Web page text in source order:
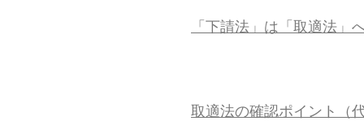
「下請法」は「取適法」
取適法の確認ポイント（